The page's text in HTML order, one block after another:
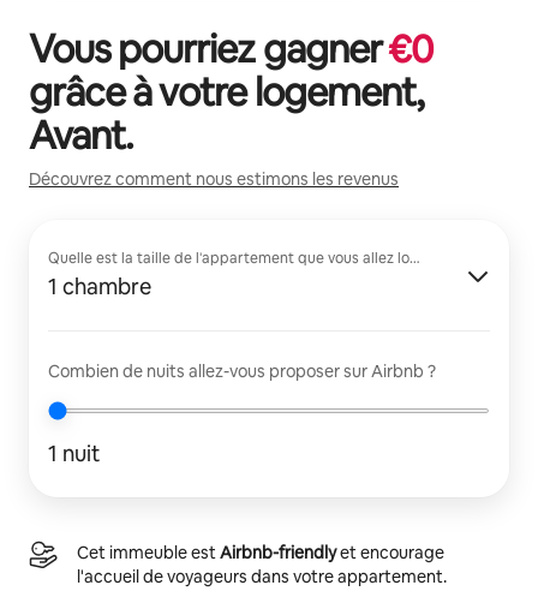
Vous pourriez gagner€0
grâce à votre logement,
Avant.
Découvrez comment nous estimons les revenus
Quelle est la taille de l'appartement que vous allez louer ?
1 chambre
Combien de nuits allez-vous proposer sur Airbnb ?
1 nuit
Cet immeuble estAirbnb-friendlyet encourage
l'accueil de voyageurs dans votre appartement.